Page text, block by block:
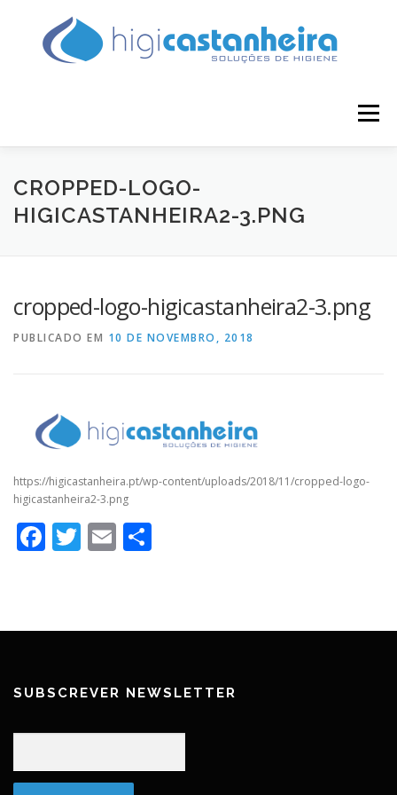
conteúdo
Menu
INÍCIO SOBRE NÓS
CROPPED-LOGO-
HIGICASTANHEIRA2-3.PNG
cropped-logo-higicastanheira2-3.png
PUBLICADO EM 10 DE NOVEMBRO, 2018
https://higicastanheira.pt/wp-content/uploads/2018/11/cropped-logo-
higicastanheira2-3.png
Facebook
Twitter
Email
SUBSCREVER NEWSLETTER